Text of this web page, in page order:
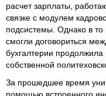
расчет зарплаты,
связке с модулем
подсистемы. Однако в то
смогли договориться
бухгалтерии
собственной
За прошедшее время
помощью встроенного